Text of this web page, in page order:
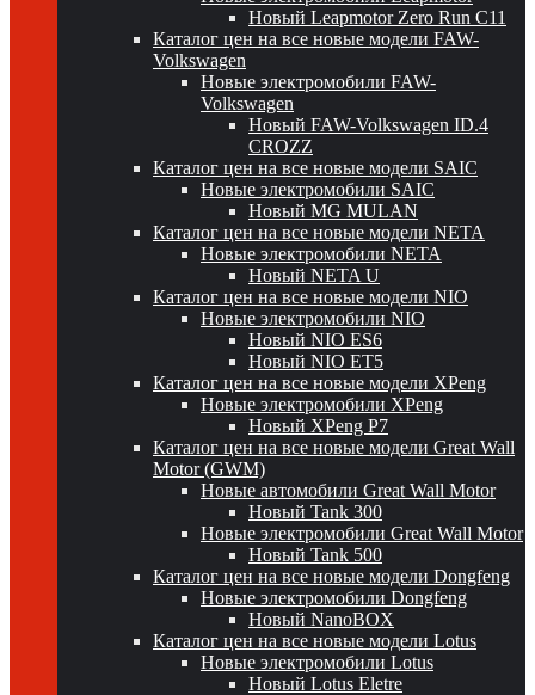
Новый Leapmotor Zero Run C11
Каталог цен на все новые модели FAW-
Volkswagen
Новые электромобили FAW-
Volkswagen
Новый FAW-Volkswagen ID.4
CROZZ
Каталог цен на все новые модели SAIC
Новые электромобили SAIC
Новый MG MULAN
Каталог цен на все новые модели NETA
Новые электромобили NETA
Новый NETA U
Каталог цен на все новые модели NIO
Новые электромобили NIO
Новый NIO ES6
Новый NIO ET5
Каталог цен на все новые модели XPeng
Новые электромобили XPeng
Новый XPeng P7
Каталог цен на все новые модели Great Wall
Motor (GWM)
Новые автомобили Great Wall Motor
Новый Tank 300
Новые электромобили Great Wall Motor
Новый Tank 500
Каталог цен на все новые модели Dongfeng
Новые электромобили Dongfeng
Новый NanoBOX
Каталог цен на все новые модели Lotus
Новые электромобили Lotus
Новый Lotus Eletre